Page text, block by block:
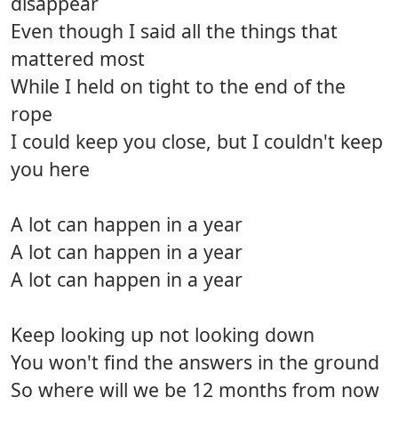
Even though I said all the things that
mattered most
While I held on tight to the end of the
rope
I could keep you close, but I couldn't keep
you here
A lot can happen in a year
A lot can happen in a year
A lot can happen in a year
Keep looking up not looking down
You won't find the answers in the ground
So where will we be 12 months from now